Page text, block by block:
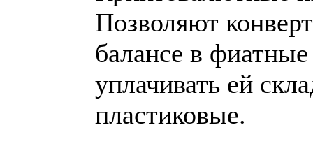
Позволяют
балансе в
уплачивать ей
пластиковые.